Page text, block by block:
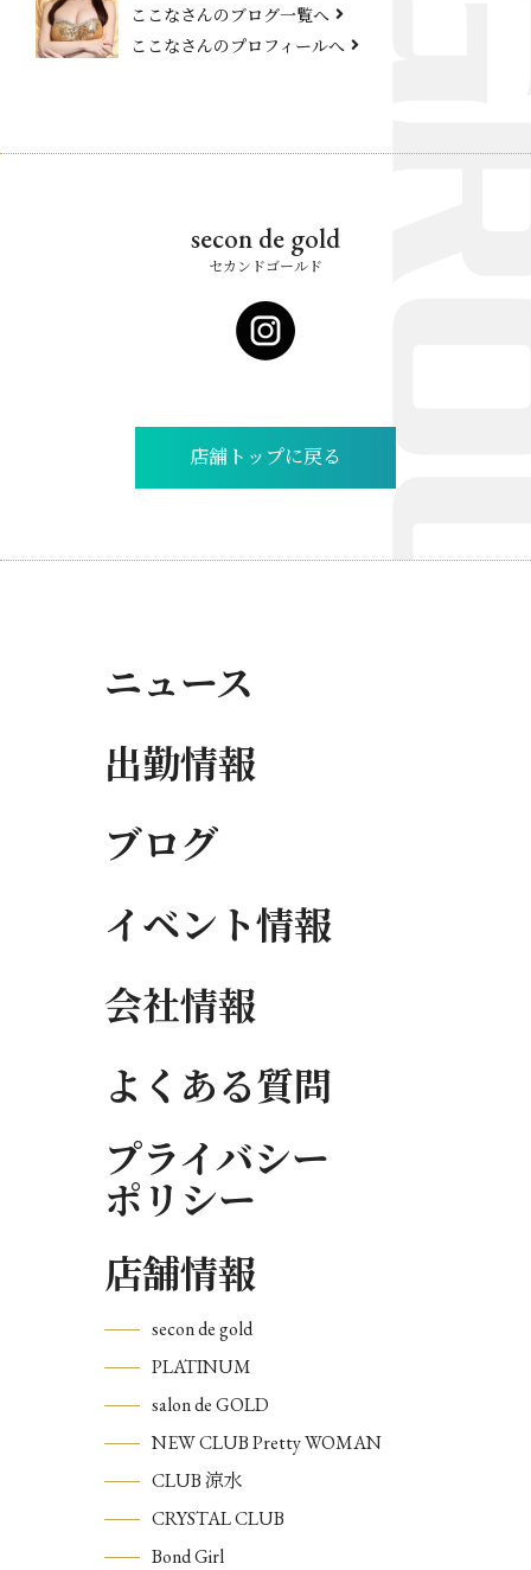
ここなさんのブログ一覧へ
ここなさんのプロフィールへ
secon de gold
セカンドゴールド
店舗トップに戻る
ニュース
出勤情報
ブログ
イベント情報
会社情報
よくある質問
プライバシー
ポリシー
店舗情報
secon de gold
PLATINUM
salon de GOLD
NEW CLUB Pretty WOMAN
CLUB 涼水
CRYSTAL CLUB
Bond Girl